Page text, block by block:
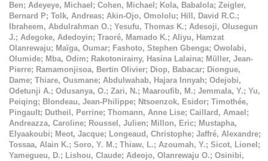
Ben; Adeyeye, Michael ; Cohen, Michael ; Kola, Babalola; Zeigler,
Bernard P; Tolk, Andreas; Akin-Ojo, Omololu; Hill, David R.C.;
Ibraheem, Abdulrahman O.; Yesufu, Thomas K.; Adesoji, Olusegun
J.; Adegoke, Adedoyin; Traoré, Mamado K.; Aliyu, Hamzat
Olanrewaju; Maïga, Oumar; Fashoto, Stephen Gbenga; Owolabi,
Olumide; Mba, Odim; Rakotonirainy, Hasina Lalaina; Müller, Jean-
Pierre; Ramamonjisoa, Bertin Olivier; Diop, Babacar; Diongue,
Dame; Thiare, Ousmane; Abdulwahab, Hajara Innyah; Odejobi,
Odetunji A.; Odusanya, O.; Zari, N.; Maaroufib, M.; Jemmala, Y.; Yu,
Peiqing; Blondeau, Jean-Philippe; Ntsoenzok, Esidor; Timothée,
Pingault; Dutheil, Perrine; Thomann, Anne Lise; Caillard, Amael ;
Andreazza, Caroline; Roussel, Julien; Millon, Eric; Mustapha,
Elyaakoubi; Meot, Jacque; Longeaud, Christophe; Jaffré, Alexandre;
Tossaa, Alain K.; Soro, Y. M.; Thiaw, L.; Azoumah, Y.; Sicot, Lionel ;
Yamegueu, D.; Lishou, Claude; Adeojo, Olanrewaju O.; Osinibi,